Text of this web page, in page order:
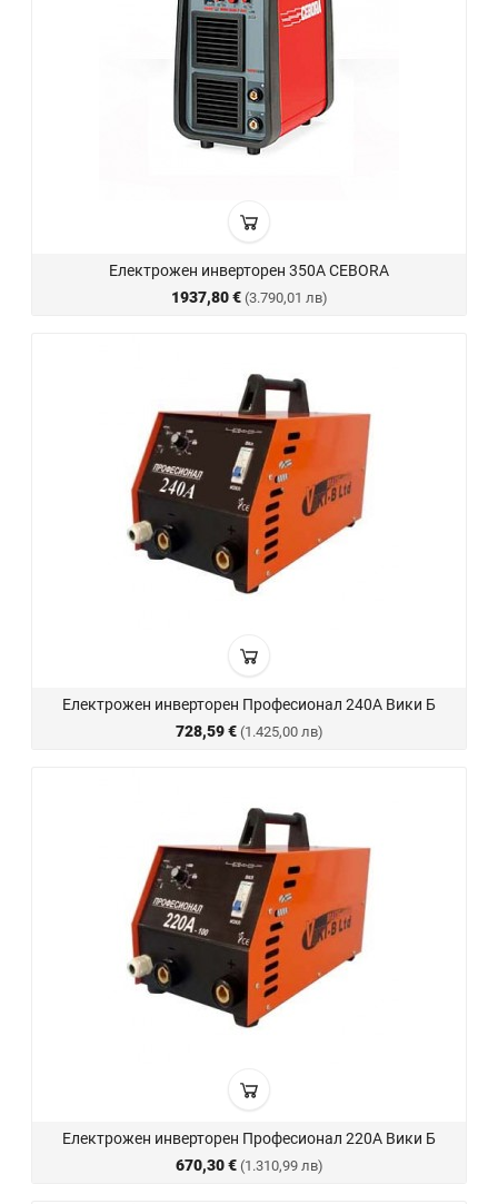
Електрожен инверторен 350A CEBORA
1937,80 € (3.790,01 лв)
Електрожен инверторен Професионал 240А Вики Б
728,59 € (1.425,00 лв)
Електрожен инверторен Професионал 220А Вики Б
670,30 € (1.310,99 лв)